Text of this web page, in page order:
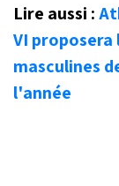
Lire aussi :
VI proposera
masculines
l'année